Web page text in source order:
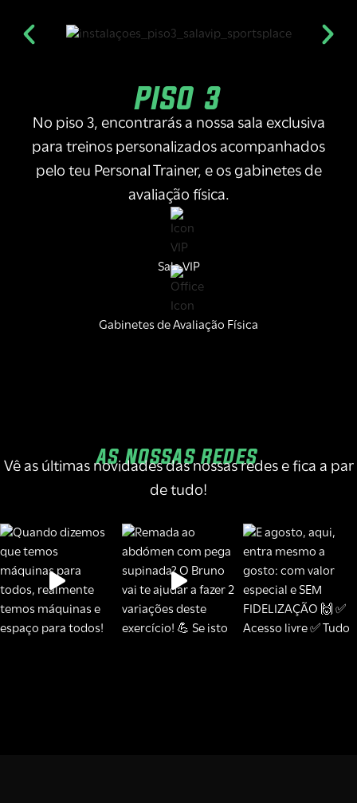
PISO 3
No piso 3, encontrarás a nossa sala exclusiva
para treinos personalizados acompanhados
pelo teu Personal Trainer, e os gabinetes de
avaliação física.
Sala VIP
Gabinetes de Avaliação Física
AS NOSSAS REDES
Vê as últimas novidades das nossas redes e fica a par
de tudo!